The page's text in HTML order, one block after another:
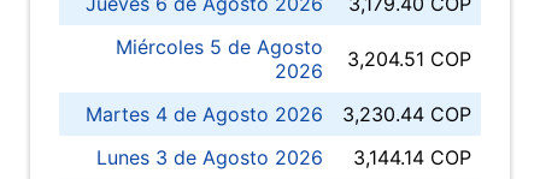
Miércoles 5 de Agosto
2026
3,204.51 COP
Martes 4 de Agosto 2026
3,230.44 COP
Lunes 3 de Agosto 2026
3,144.14 COP